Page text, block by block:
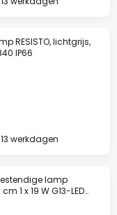
RESISTO, lichtgrijs,
IP66
werkdagen
lamp
cm 1 x 19 W G13-LED